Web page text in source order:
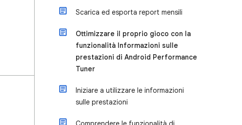
Scarica ed esporta report mensili
Ottimizzare il proprio gioco con la
funzionalità Informazioni sulle
prestazioni di Android Performance
Tuner
Iniziare a utilizzare le informazioni
sulle prestazioni